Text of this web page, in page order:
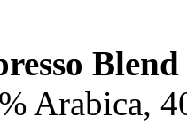
Blend
Arabica,